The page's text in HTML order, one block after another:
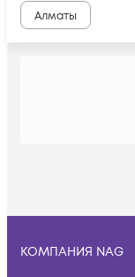
Алматы
КОМПАНИЯ NAG